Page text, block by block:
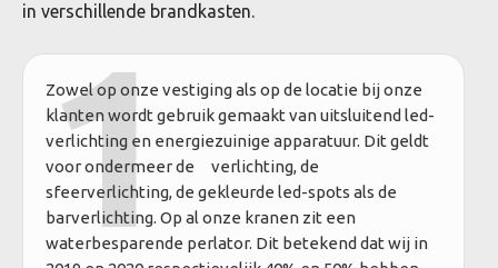
in verschillende brandkasten.
1
Zowel op onze vestiging als op de locatie bij onze
klanten wordt gebruik gemaakt van uitsluitend led-
verlichting en energiezuinige apparatuur. Dit geldt
voor ondermeer de verlichting, de
sfeerverlichting, de gekleurde led-spots als de
barverlichting. Op al onze kranen zit een
waterbesparende perlator. Dit betekend dat wij in